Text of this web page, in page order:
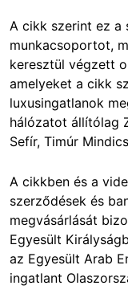
A cikk szerint ez a
munkacsoportot,
keresztül végzett
amelyeket a cikk
luxusingatlanok
hálózatot állítólag
Sefír, Timúr
A cikkben és a
szerződések és
megvásárlását
Egyesült
az Egyesült Arab
ingatlant